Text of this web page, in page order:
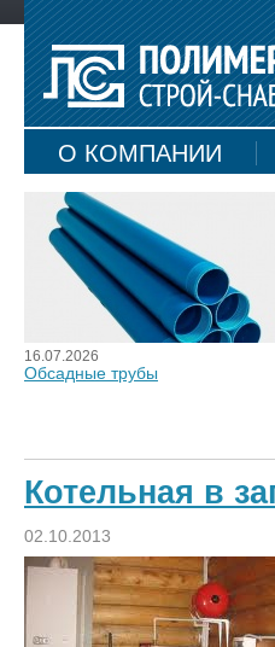
О КОМПАНИИ
КАРТА САЙТА
16.07.2026
Обсадные трубы
Котельная в
02.10.2013